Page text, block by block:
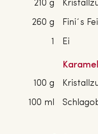
210 g
260 g
Fini´s
1
Ei
100 g
100 ml